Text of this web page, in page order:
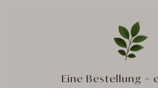
Eine Bestellung =